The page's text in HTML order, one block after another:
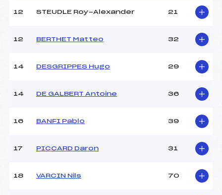
Ouvreurs A :
Température départ :
18.6700
Catégorie :
12 STEUDLE Roy-Alexander 21
12 BERTHET Matteo 32
14 DESGRIPPES Hugo 29
14 DE GALBERT Antoine 36
16 BANFI Pablo 39
17 PICCARD Daron 31
18 VARCIN Nils 70